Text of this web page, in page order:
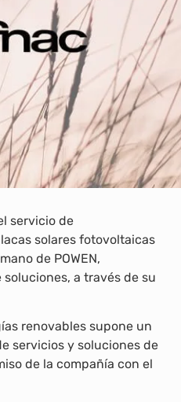
servicio de
solares fotovoltaicas
de POWEN,
a través de su
renovables supone un
servicios y soluciones de
de la compañía con el